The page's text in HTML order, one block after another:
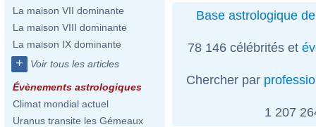
La maison VII dominante
La maison VIII dominante
La maison IX dominante
+ Voir tous les articles
Évènements astrologiques
Climat mondial actuel
Uranus transite les Gémeaux
Base astrologique
78 146 célébrités et
Chercher par
1 207